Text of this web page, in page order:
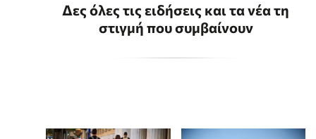
Δες όλες τις ειδήσεις και τα νέα τη
στιγμή που συμβαίνουν